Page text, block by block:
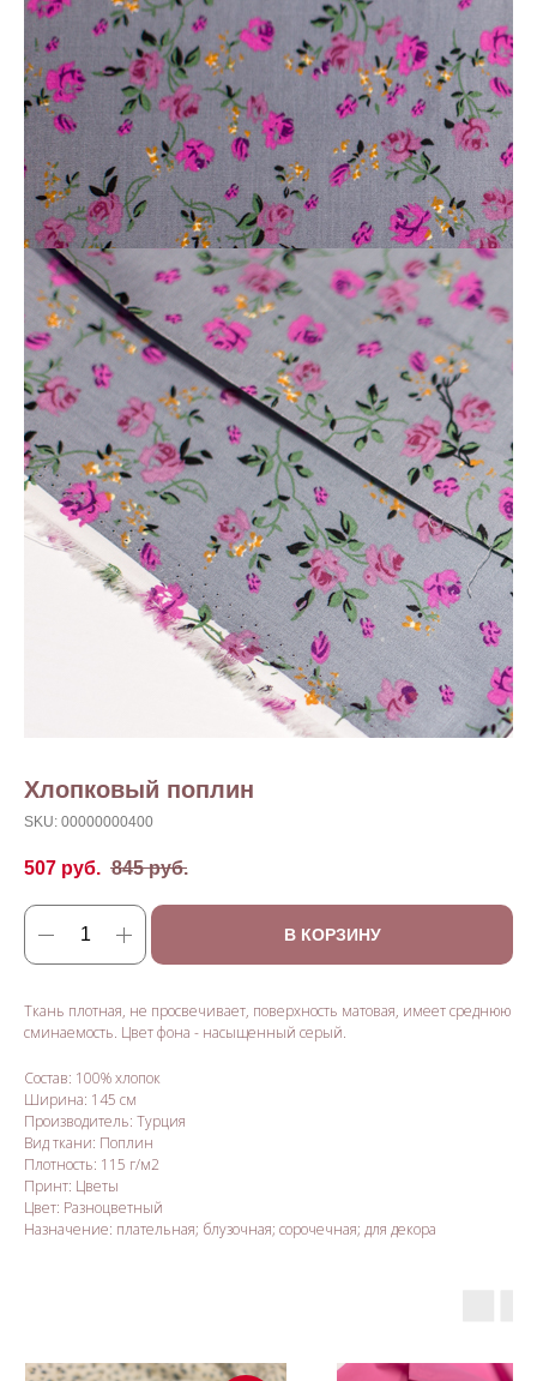
Хлопковый поплин
SKU: 00000000400
507 руб. 845 руб.
В КОРЗИНУ
Ткань плотная, не просвечивает, поверхность матовая, имеет среднюю
сминаемость. Цвет фона - насыщенный серый.
Состав: 100% хлопок
Ширина: 145 см
Производитель: Турция
Вид ткани: Поплин
Плотность: 115 г/м2
Принт: Цветы
Цвет: Разноцветный
Назначение: плательная; блузочная; сорочечная; для декора